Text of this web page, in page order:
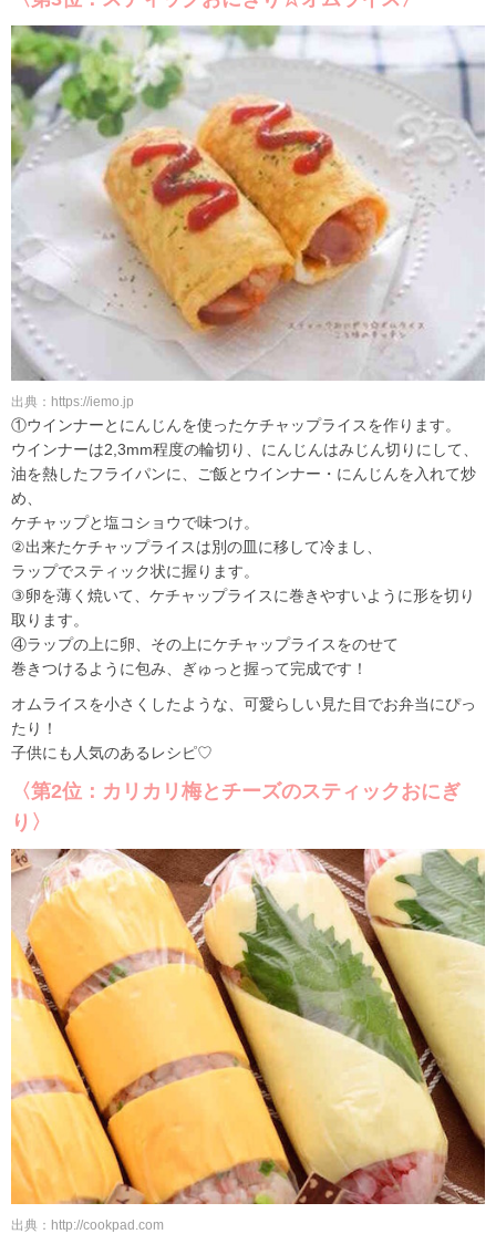
出典：https://iemo.jp
①ウインナーとにんじんを使ったケチャップライスを作ります。
ウインナーは2,3mm程度の輪切り、にんじんはみじん切りにして、
油を熱したフライパンに、ご飯とウインナー・にんじんを入れて炒
め、
ケチャップと塩コショウで味つけ。
②出来たケチャップライスは別の皿に移して冷まし、
ラップでスティック状に握ります。
③卵を薄く焼いて、ケチャップライスに巻きやすいように形を切り
取ります。
④ラップの上に卵、その上にケチャップライスをのせて
巻きつけるように包み、ぎゅっと握って完成です！
オムライスを小さくしたような、可愛らしい見た目でお弁当にぴっ
たり！
子供にも人気のあるレシピ♡
〈第2位：カリカリ梅とチーズのスティックおにぎ
り〉
出典：http://cookpad.com